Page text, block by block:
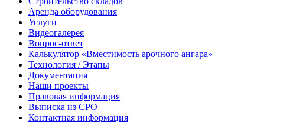
Аренда оборудования
Услуги
Видеогалерея
Вопрос-ответ
Калькулятор «Вместимость арочного ангара»
Технология / Этапы
Документация
Наши проекты
Правовая информация
Выписка из СРО
Контактная информация